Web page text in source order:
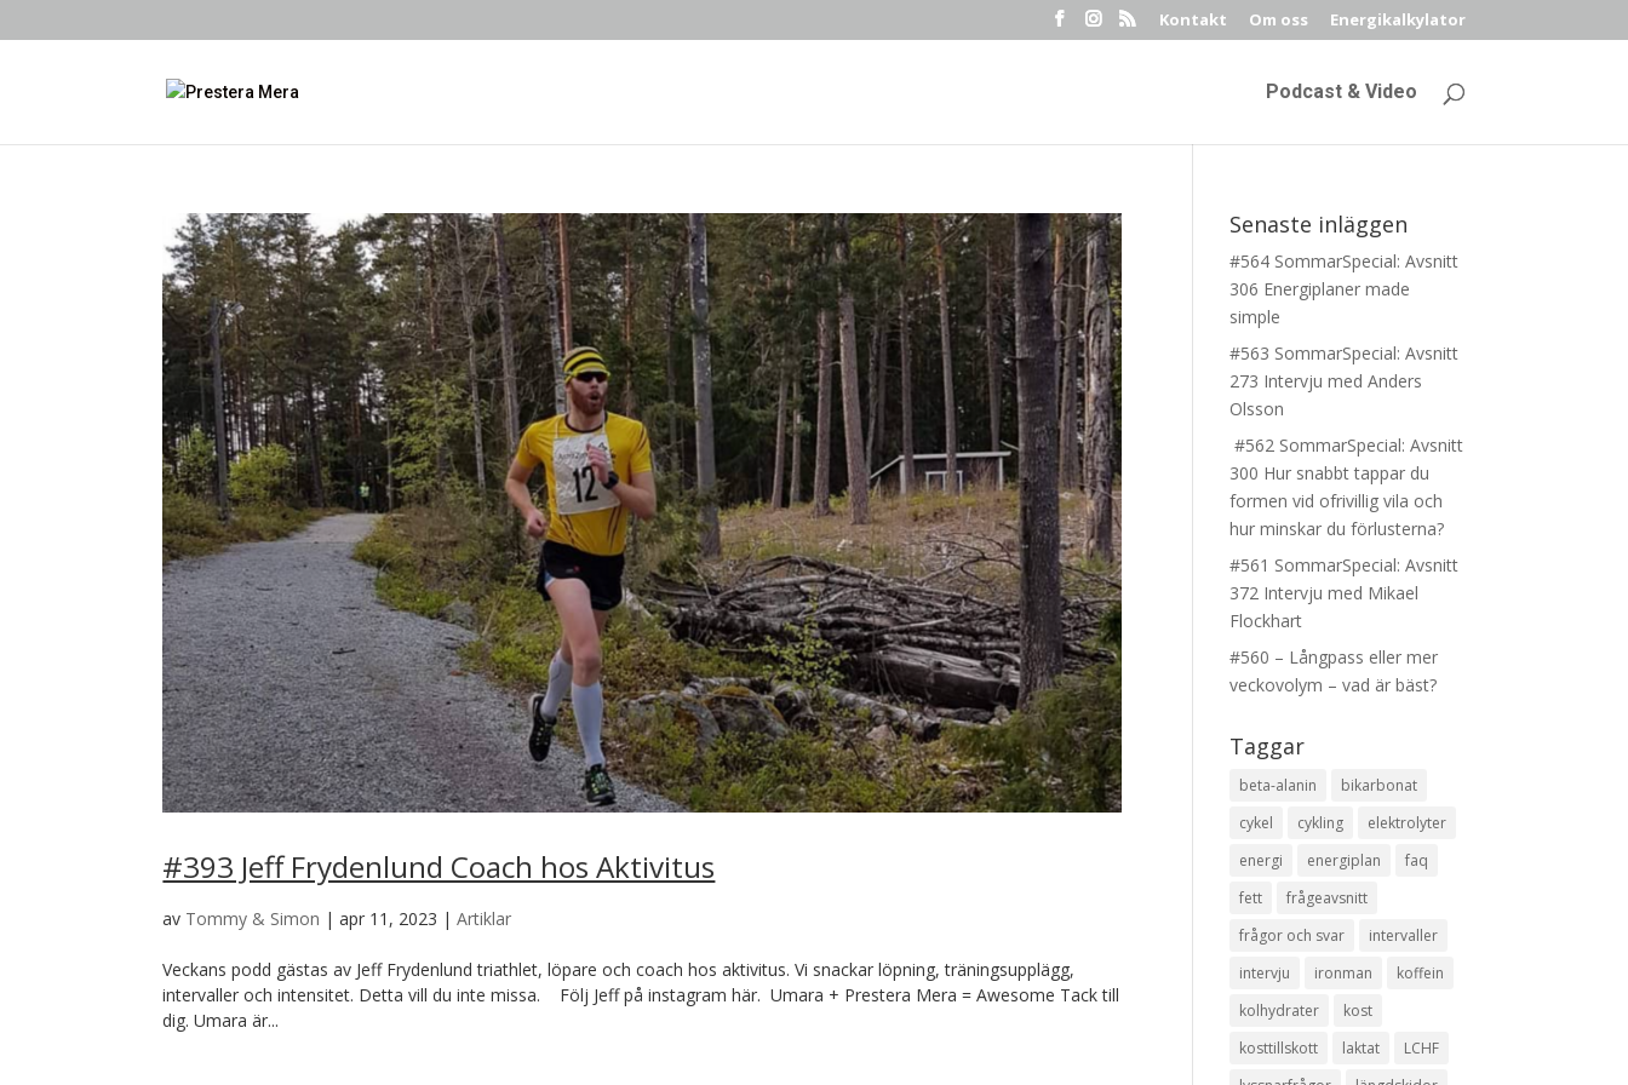
Kontakt Om oss Energikalkylator
Podcast & Video
#393 Jeff Frydenlund Coach hos Aktivitus
av Tommy & Simon |apr 11, 2023 |Artiklar
Veckans podd gästas av Jeff Frydenlund triathlet, löpare och coach hos aktivitus. Vi snackar löpning, träningsupplägg,
intervaller och intensitet. Detta vill du inte missa. Följ Jeff på instagram här. Umara + Prestera Mera = Awesome Tack till
dig. Umara är...
Senaste inläggen
#564 SommarSpecial: Avsnitt
306 Energiplaner made
simple
#563 SommarSpecial: Avsnitt
273 Intervju med Anders
Olsson
#562 SommarSpecial: Avsnitt
300 Hur snabbt tappar du
formen vid ofrivillig vila och
hur minskar du förlusterna?
#561 SommarSpecial: Avsnitt
372 Intervju med Mikael
Flockhart
#560 – Långpass eller mer
veckovolym – vad är bäst?
Taggar
beta-alanin
bikarbonat
cykel
cykling
elektrolyter
energi
energiplan
faq
fett
frågeavsnitt
frågor och svar
intervaller
intervju
ironman
koffein
kolhydrater
kost
kosttillskott
laktat
LCHF